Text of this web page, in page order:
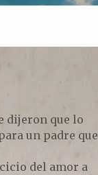
dijeron que lo
un padre que
del amor a